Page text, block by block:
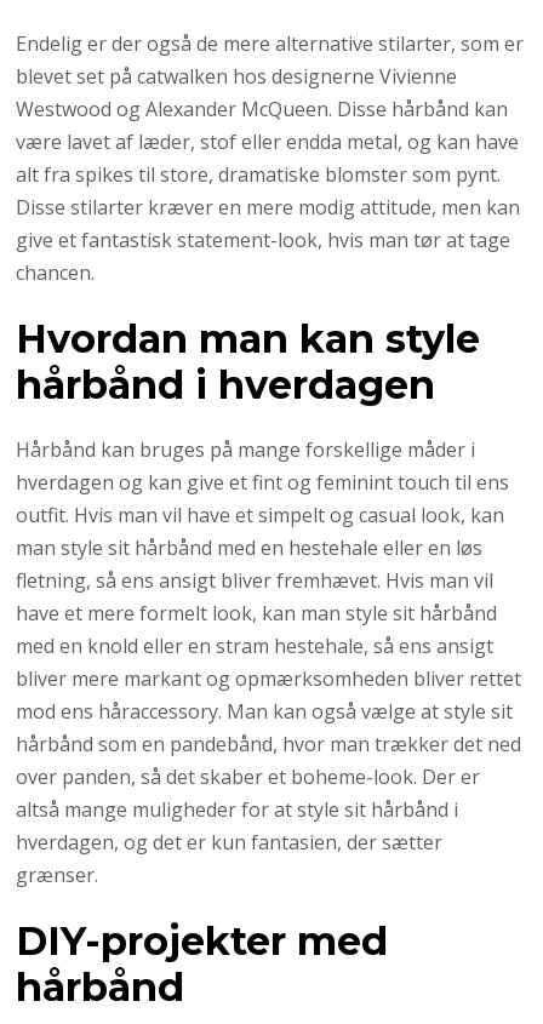
Endelig er der også de mere alternative stilarter, som er
blevet set på catwalken hos designerne Vivienne
Westwood og Alexander McQueen. Disse hårbånd kan
være lavet af læder, stof eller endda metal, og kan have
alt fra spikes til store, dramatiske blomster som pynt.
Disse stilarter kræver en mere modig attitude, men kan
give et fantastisk statement-look, hvis man tør at tage
chancen.
Hvordan man kan style
hårbånd i hverdagen
Hårbånd kan bruges på mange forskellige måder i
hverdagen og kan give et fint og feminint touch til ens
outfit. Hvis man vil have et simpelt og casual look, kan
man style sit hårbånd med en hestehale eller en løs
fletning, så ens ansigt bliver fremhævet. Hvis man vil
have et mere formelt look, kan man style sit hårbånd
med en knold eller en stram hestehale, så ens ansigt
bliver mere markant og opmærksomheden bliver rettet
mod ens håraccessory. Man kan også vælge at style sit
hårbånd som en pandebånd, hvor man trækker det ned
over panden, så det skaber et boheme-look. Der er
altså mange muligheder for at style sit hårbånd i
hverdagen, og det er kun fantasien, der sætter
grænser.
DIY-projekter med
hårbånd